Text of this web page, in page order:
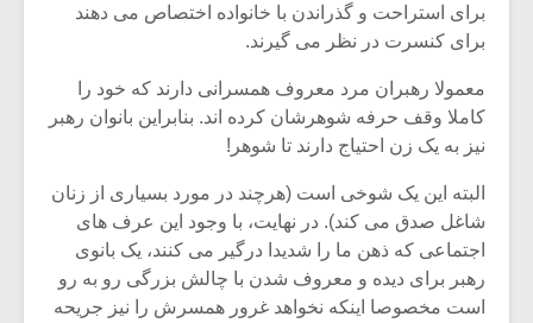
برای استراحت و گذراندن با خانواده اختصاص می دهند
برای کنسرت در نظر می گیرند.
معمولا رهبران مرد معروف همسرانی دارند که خود را
کاملا وقف حرفه شوهرشان کرده اند. بنابراین بانوان رهبر
نیز به یک زن احتیاج دارند تا شوهر!
البته این یک شوخی است (هرچند در مورد بسیاری از زنان
شاغل صدق می کند). در نهایت، با وجود این عرف های
اجتماعی که ذهن ما را شدیدا درگیر می کنند، یک بانوی
رهبر برای دیده و معروف شدن با چالش بزرگی رو به رو
است مخصوصا اینکه نخواهد غرور همسرش را نیز جریحه
میکلوش روژا